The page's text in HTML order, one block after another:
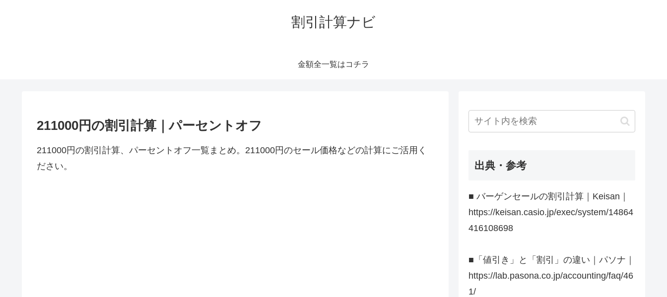
割引計算ナビ
金額全一覧はコチラ
211000円の割引計算｜パーセントオフ
211000円の割引計算、パーセントオフ一覧まとめ。211000円のセール価格などの計算にご活用く
ださい。
出典・参考
■ バーゲンセールの割引計算｜Keisan｜
https://keisan.casio.jp/exec/system/14864
416108698
■「値引き」と「割引」の違い｜パソナ｜
https://lab.pasona.co.jp/accounting/faq/46
1/